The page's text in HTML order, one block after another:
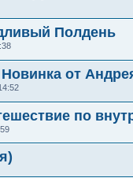
Полдень
от
по